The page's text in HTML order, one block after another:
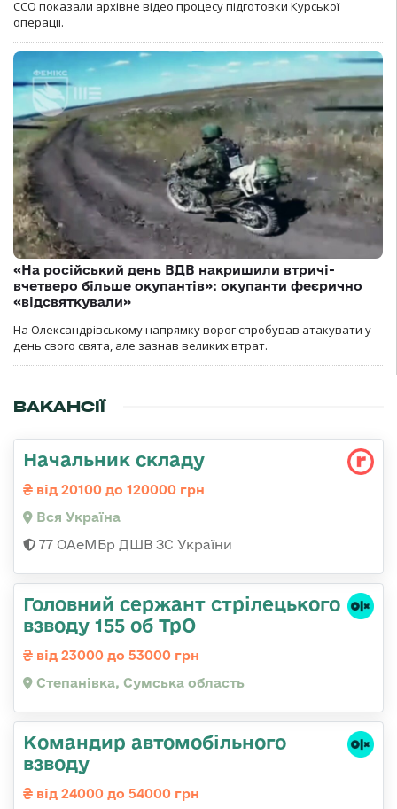
ССО показали архівне відео процесу підготовки Курської
операції.
«На російський день ВДВ накришили втричі-
вчетверо більше окупантів»: окупанти феєрично
«відсвяткували»
На Олександрівському напрямку ворог спробував атакувати у
день свого свята, але зазнав великих втрат.
ВАКАНСІЇ
Начальник складу
від 20100 до 120000 грн
Вся Україна
77 ОАеМБр ДШВ ЗС України
Головний сержант стрілецького
взводу 155 об ТрО
від 23000 до 53000 грн
Степанівка, Сумська область
Командир автомобільного
взводу
від 24000 до 54000 грн